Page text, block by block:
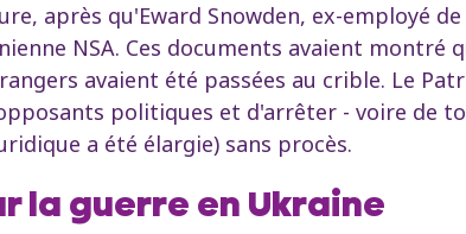
après qu'Eward Snowden, ex-employé
NSA. Ces documents avaient
avaient été passées au crible. Le
politiques et d'arrêter - voire de
a été élargie) sans procès.
la guerre en Ukraine